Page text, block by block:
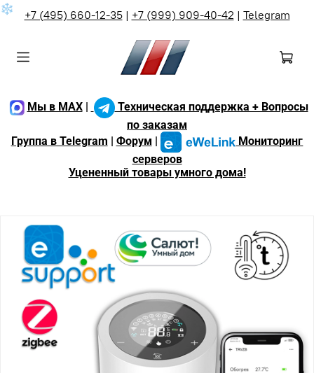
❄ +7 (495) 660-12-35| +7 (999) 909-40-42 | Telegram
Мы в MAX|
Техническая поддержка + Вопросы
по заказам
Группа в Telegram
Форум
Мониторинг
серверов
Уцененный товары умного дома!